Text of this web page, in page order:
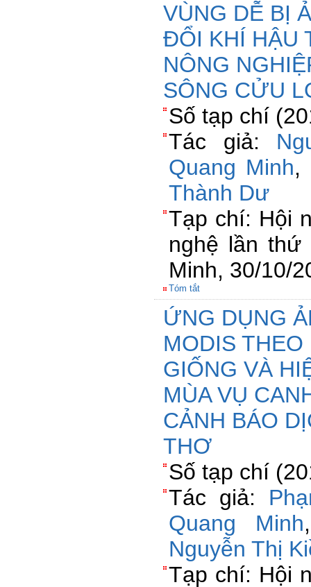
VÙNG DỄ BỊ
ĐỔI KHÍ HẬU
NÔNG
SÔNG CỬU
Số tạp chí
Tác giả:
Quang Minh,
Thành Dư
Tạp chí: Hội
nghệ lần thứ
Minh, 30/10/
Tóm tắt
ỨNG DỤNG
MODIS
GIỐNG VÀ
MÙA VỤ
CẢNH BÁO
THƠ
Số tạp chí
Tác giả:
Quang Minh
Nguyễn Thị
Tạp chí: Hội